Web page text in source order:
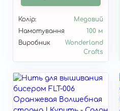
Колір:
Медовий
Намотування
100 м
Виробник
Wonderland
Crafts